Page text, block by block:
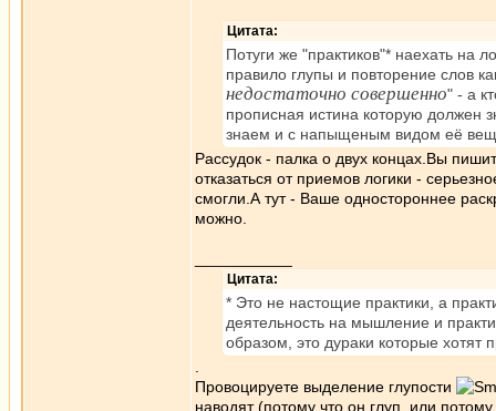
Цитата:
Потуги же "практиков"* наехать на
правило глупы и повторение слов
недостаточно совершенно" - а
прописная истина которую должен
знаем и с напыщеным видом её
Рассудок - палка о двух концах.Вы
отказаться от приемов логики -
смогли.А тут - Ваше одностороннее
можно.
Цитата:
* Это не настощие практики, а
деятельность на мышление и
образом, это дураки которые хотят
Провоцируете выделение глупости
наводят (потому что он глуп, или